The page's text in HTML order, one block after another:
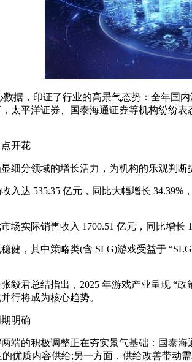
，印证了行业的高景气态势：全年国内
太平洋证券、国泰海通证券等机构纷纷
开花
分领域的增长活力，为机构的乐观判断
收入达 535.35 亿元，同比大幅增长
场实际销售收入 1700.51 亿元，同比增
健，其中策略类(含 SLG)游戏受益于
君总结指出，2025 年游戏产业呈现 “政
行将成为核心趋势。
明确
的积极调整正在夯实景气基础：国泰海
优质内容供给;另一方面，供给改善带动